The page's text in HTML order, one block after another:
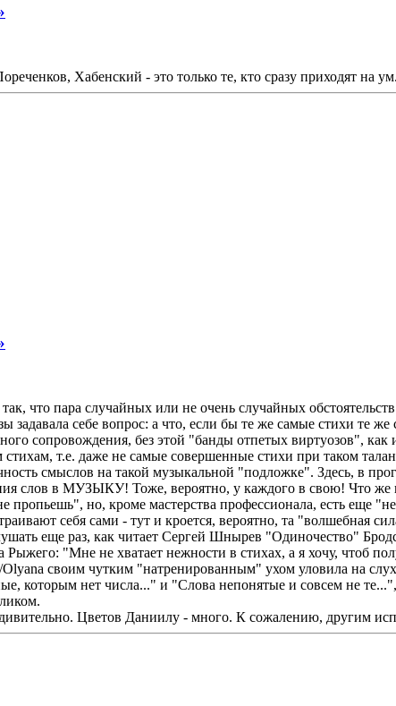
Хабенский - это только те, кто сразу приходят на
что пара случайных или не очень случайных
задавала себе вопрос: а что, если бы те же самые стихи те
сопровождения, без этой "банды отпетых виртуозов", как
т.е. даже не самые совершенные стихи при таком
смыслов на такой музыкальной "подложке". Здесь, в
слов в МУЗЫКУ! Тоже, вероятно, у каждого в свою! Что же
пропьешь", но, кроме мастерства профессионала, есть еще
себя сами - тут и кроется, вероятно, та
еще раз, как читает Сергей Шнырев "Одиночество"
"Мне не хватает нежности в стихах, а я хочу, чтоб
своим чутким "натренированным" ухом уловила на слух
которым нет числа..." и "Слова непонятые и совсем не
Цветов Даниилу - много. К сожалению, другим